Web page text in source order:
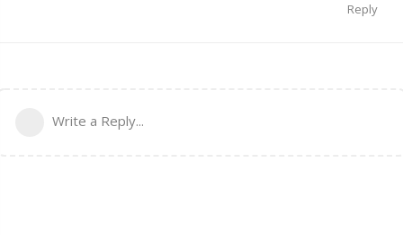
Reply
Write a Reply...